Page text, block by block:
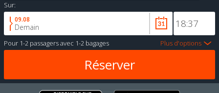
Sur:
09.08
Demain
Pour 1-2 passagersavec 1-2 bagages Plus d'options